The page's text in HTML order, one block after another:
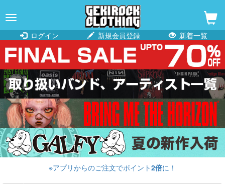
navigation
ログイン
新規会員登録 新着一覧
※アプリからのご注文でポイント2倍に！